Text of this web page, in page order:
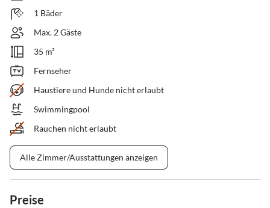
1 Bäder
Max. 2 Gäste
35 m²
Fernseher
Haustiere und Hunde nicht erlaubt
Swimmingpool
Rauchen nicht erlaubt
Alle Zimmer/Ausstattungen anzeigen
Preise